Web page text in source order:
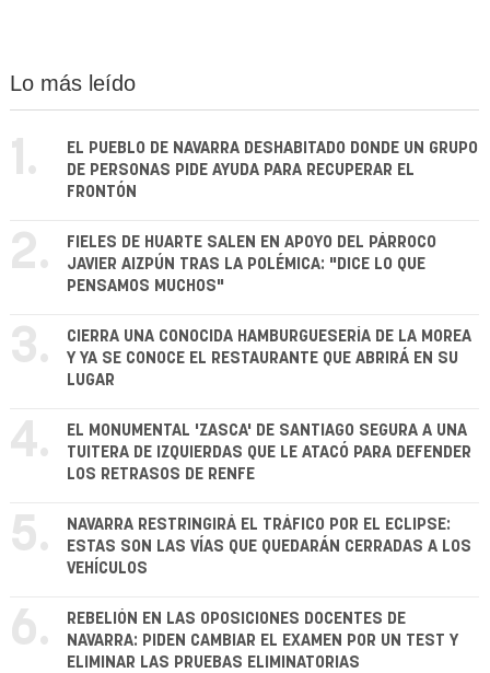
Lo más leído
1.
EL PUEBLO DE NAVARRA DESHABITADO DONDE UN GRUPO
DE PERSONAS PIDE AYUDA PARA RECUPERAR EL
FRONTÓN
2.
FIELES DE HUARTE SALEN EN APOYO DEL PÁRROCO
JAVIER AIZPÚN TRAS LA POLÉMICA: "DICE LO QUE
PENSAMOS MUCHOS"
3.
CIERRA UNA CONOCIDA HAMBURGUESERÍA DE LA MOREA
Y YA SE CONOCE EL RESTAURANTE QUE ABRIRÁ EN SU
LUGAR
4.
EL MONUMENTAL 'ZASCA' DE SANTIAGO SEGURA A UNA
TUITERA DE IZQUIERDAS QUE LE ATACÓ PARA DEFENDER
LOS RETRASOS DE RENFE
5.
NAVARRA RESTRINGIRÁ EL TRÁFICO POR EL ECLIPSE:
ESTAS SON LAS VÍAS QUE QUEDARÁN CERRADAS A LOS
VEHÍCULOS
6.
REBELIÓN EN LAS OPOSICIONES DOCENTES DE
NAVARRA: PIDEN CAMBIAR EL EXAMEN POR UN TEST Y
ELIMINAR LAS PRUEBAS ELIMINATORIAS